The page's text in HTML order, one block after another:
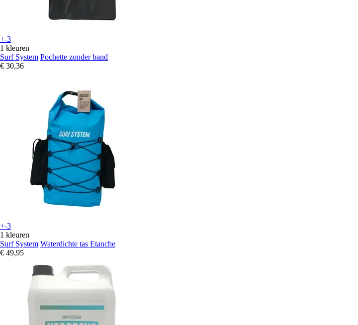
+-3
1 kleuren
Surf System Pochette zonder band
€ 30,36
+-3
1 kleuren
Surf System Waterdichte tas Etanche
€ 49,95